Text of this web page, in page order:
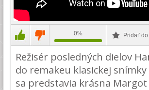
0% Pridať
Režisér posledných dielov
do remakeu klasickej
sa predstavia krásna